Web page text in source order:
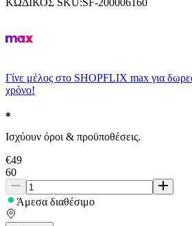
Γίνε μέλος στο SHOPFLIX max για
χρόνο!
Ισχύουν όροι & προϋποθέσεις.
€49
60
Άμεσα διαθέσιμο